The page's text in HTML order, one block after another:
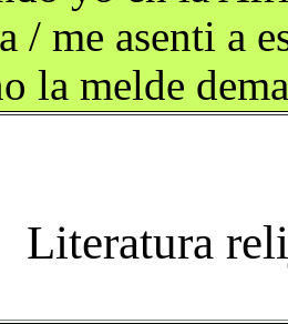
/ me asenti a
la melde